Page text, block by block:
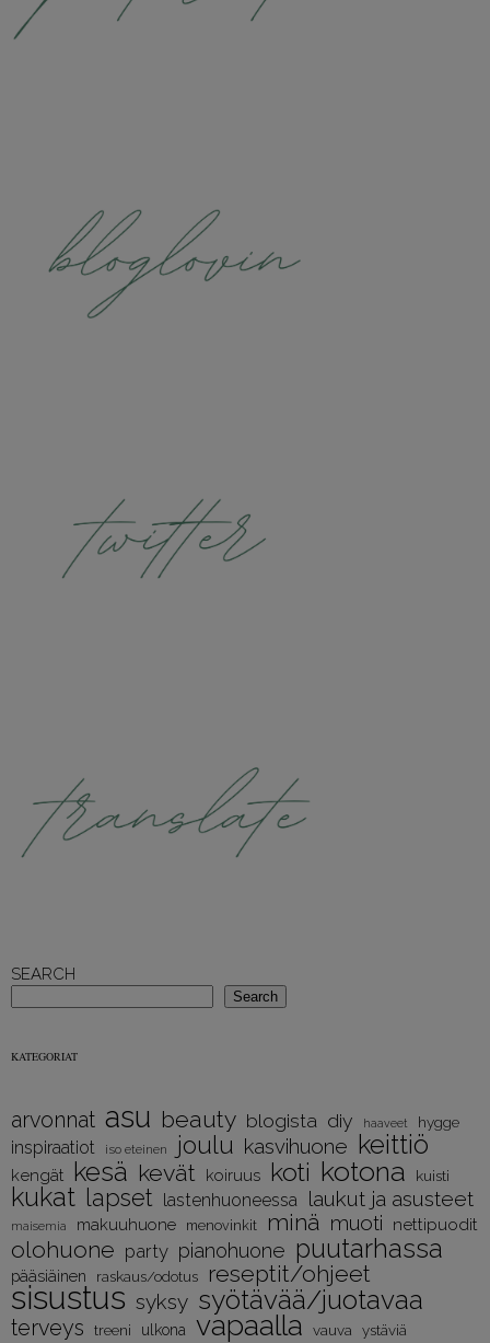
SEARCH
Search
KATEGORIAT
arvonnat asu beauty blogista diy haaveet hygge
inspiraatiot iso eteinen joulu kasvihuone keittiö
kengät kesä kevät koiruus koti kotona kuisti
kukat lapset lastenhuoneessa laukut ja asusteet
maisemia makuuhuone menovinkit minä muoti nettipuodit
olohuone party pianohuone puutarhassa
pääsiäinen raskaus/odotus reseptit/ohjeet
sisustus syksy syötävää/juotavaa
terveys treeni ulkona vapaalla vauva ystäviä